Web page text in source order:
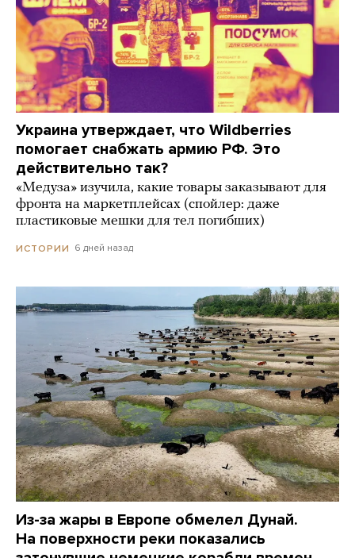
Украина утверждает, что Wildberries
помогает снабжать армию РФ. Это
действительно так?
«Медуза» изучила, какие товары заказывают для
фронта на маркетплейсах (спойлер: даже
пластиковые мешки для тел погибших)
ИСТОРИИ 6 дней назад
Из-за жары в Европе обмелел Дунай.
На поверхности реки показались